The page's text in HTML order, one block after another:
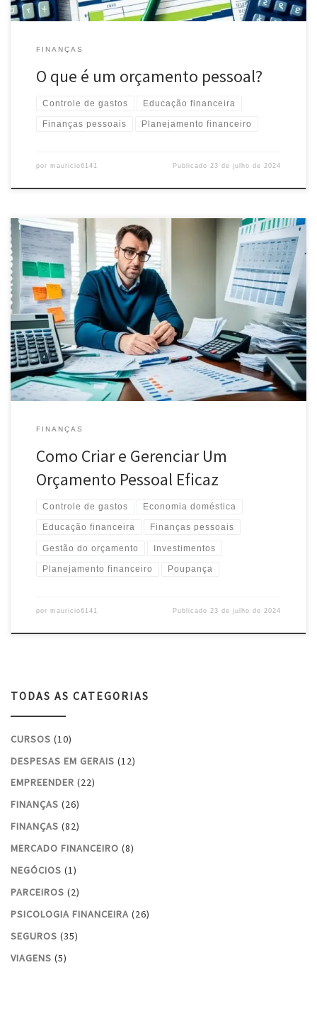
FINANÇAS
O que é um orçamento pessoal?
Controle de gastos Educação financeira
Finanças pessoais Planejamento financeiro
por mauricio6141 Publicado23 de julho de 2024
Descubra como criar e gerenciar um orçamento pessoal eficaz.
Aprenda dicas práticas para controlar suas finanças e alcançar seus
objetivos financeiros.
FINANÇAS
Como Criar e Gerenciar Um
Orçamento Pessoal Eficaz
Controle de gastos Economia doméstica
Educação financeira Finanças pessoais
Gestão do orçamento Investimentos
Planejamento financeiro Poupança
por mauricio6141 Publicado23 de julho de 2024
TODAS AS CATEGORIAS
CURSOS (10)
DESPESAS EM GERAIS (12)
EMPREENDER (22)
FINANÇAS (26)
FINANÇAS (82)
MERCADO FINANCEIRO (8)
NEGÓCIOS (1)
PARCEIROS (2)
PSICOLOGIA FINANCEIRA (26)
SEGUROS (35)
VIAGENS (5)